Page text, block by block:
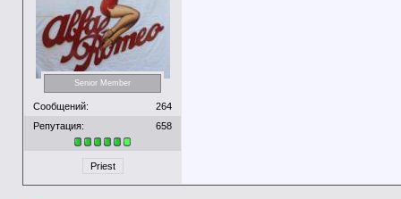
Senior Member
Сообщений:
264
Репутация:
658
Priest